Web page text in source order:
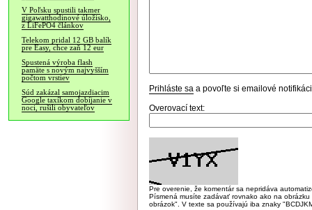
V Poľsku spustili takmer
gigawatthodinové úložisko,
z LiFePO4 článkov
Telekom pridal 12 GB balík
pre Easy, chce zaň 12 eur
Spustená výroba flash
pamäte s novým najvyšším
počtom vrstiev
Súd zakázal samojazdiacim
Google taxíkom dobíjanie v
noci, rušili obyvateľov
Prihláste sa a povoľte si emailové
Overovací text:
Pre overenie, že komentár sa nepridáva
Písmená musíte zadávať rovnako ako na
obrázok". V texte sa používajú iba znaky